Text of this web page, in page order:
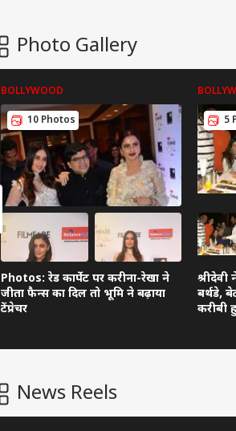
Photo Gallery
BOLLYWOOD
10 Photos
Photos: रेड कार्पेट पर करीना-रेखा ने
जीता फैन्स का दिल तो भूमि ने बढ़ाया
टेंप्रेचर
5
श्रीदेवी
बर्थडे,
करीबी
News Reels